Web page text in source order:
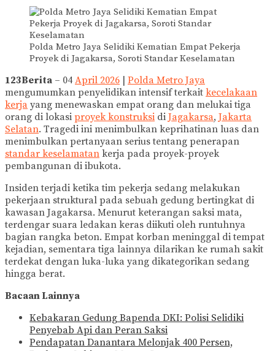
Polda Metro Jaya Selidiki Kematian Empat Pekerja
Proyek di Jagakarsa, Soroti Standar Keselamatan
123Berita – 04 April 2026
Polda Metro Jaya
mengumumkan penyelidikan intensif terkait kecelakaan
kerja yang menewaskan empat orang dan melukai tiga
orang di lokasi proyek konstruksi di Jagakarsa, Jakarta
Selatan. Tragedi ini menimbulkan keprihatinan luas dan
menimbulkan pertanyaan serius tentang penerapan
standar keselamatan kerja pada proyek-proyek
pembangunan di ibukota.
Insiden terjadi ketika tim pekerja sedang melakukan
pekerjaan struktural pada sebuah gedung bertingkat di
kawasan Jagakarsa. Menurut keterangan saksi mata,
terdengar suara ledakan keras diikuti oleh runtuhnya
bagian rangka beton. Empat korban meninggal di tempat
kejadian, sementara tiga lainnya dilarikan ke rumah sakit
terdekat dengan luka-luka yang dikategorikan sedang
hingga berat.
Bacaan Lainnya
Kebakaran Gedung Bapenda DKI: Polisi Selidiki
Penyebab Api dan Peran Saksi
Pendapatan Danantara Melonjak 400 Persen,